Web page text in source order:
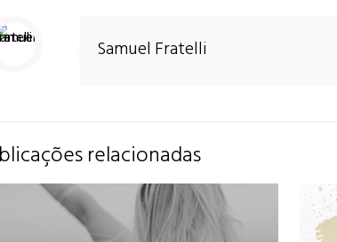
Samuel Fratelli
relacionadas